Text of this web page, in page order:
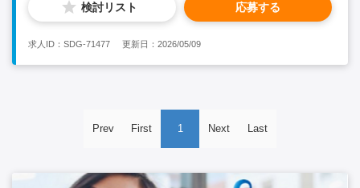
指導 ・本社への日報、月報の作成、提出 ・新規店舗の開発等※
ご経験に応じ <Necessary Skill / Experience > ・海外での日本食
だける方 ・ExcelやWordの基本的なスキル ・インド人スタッフ
に指示を出せるだけの英語力 <Preferable Skill / Experience> ・
検討リスト 応募する
求人ID：SDG-71477 更新日：2026/05/09
Prev First 1 Next Last